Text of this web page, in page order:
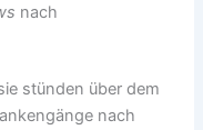
nach
stünden über dem
nach